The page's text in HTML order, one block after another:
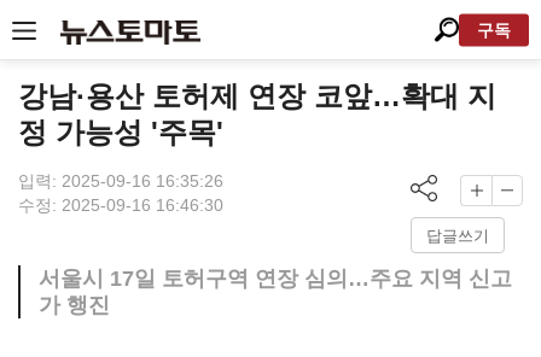
구독
강남·용산 토허제 연장 코앞…확대 지
정 가능성 '주목'
입력: 2025-09-16 16:35:26
수정: 2025-09-16 16:46:30
답글쓰기
서울시 17일 토허구역 연장 심의…주요 지역 신고
가 행진